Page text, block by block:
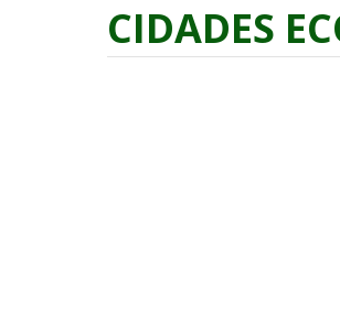
CIDADES